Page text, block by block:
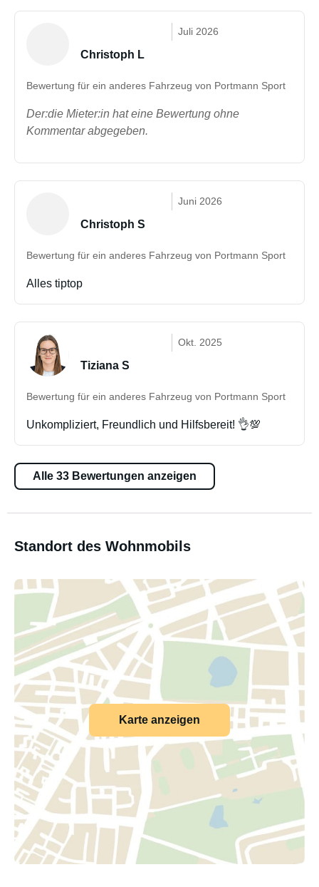
Juli 2026
Christoph L
Bewertung für ein anderes Fahrzeug von Portmann Sport
Der:die Mieter:in hat eine Bewertung ohne
Kommentar abgegeben.
Juni 2026
Christoph S
Bewertung für ein anderes Fahrzeug von Portmann Sport
Alles tiptop
Okt. 2025
Tiziana S
Bewertung für ein anderes Fahrzeug von Portmann Sport
Unkompliziert, Freundlich und Hilfsbereit! 👌💯
Alle 33 Bewertungen anzeigen
Standort des Wohnmobils
Karte anzeigen